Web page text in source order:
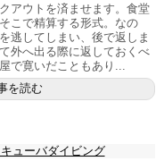
アウトを済ませます。食堂
こで精算する形式。なの
逃してしまい、後で返しま
外へ出る際に返しておくべ
で寛いだこともあり...
を読む
キューバダイビング